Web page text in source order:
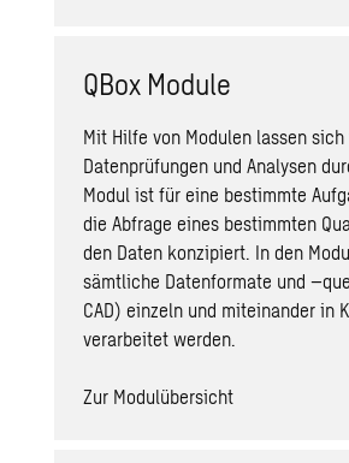
QBox Module
Mit Hilfe von Modulen lassen sich
Datenprüfungen und Analysen
Modul ist für eine bestimmte
die Abfrage eines bestimmten
den Daten konzipiert. In den
sämtliche Datenformate und
CAD) einzeln und miteinander in
verarbeitet werden.
Zur Modulübersicht